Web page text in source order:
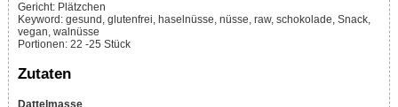
Gericht: Plätzchen
Keyword: gesund, glutenfrei, haselnüsse, nüsse, raw, schokolade, Snack,
vegan, walnüsse
Portionen: 22 -25 Stück
Zutaten
Dattelmasse